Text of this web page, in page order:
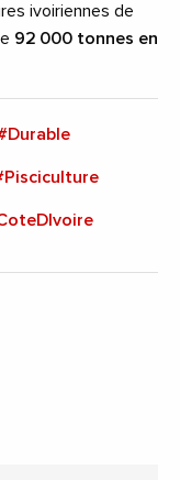
ivoiriennes de
92 000 tonnes en